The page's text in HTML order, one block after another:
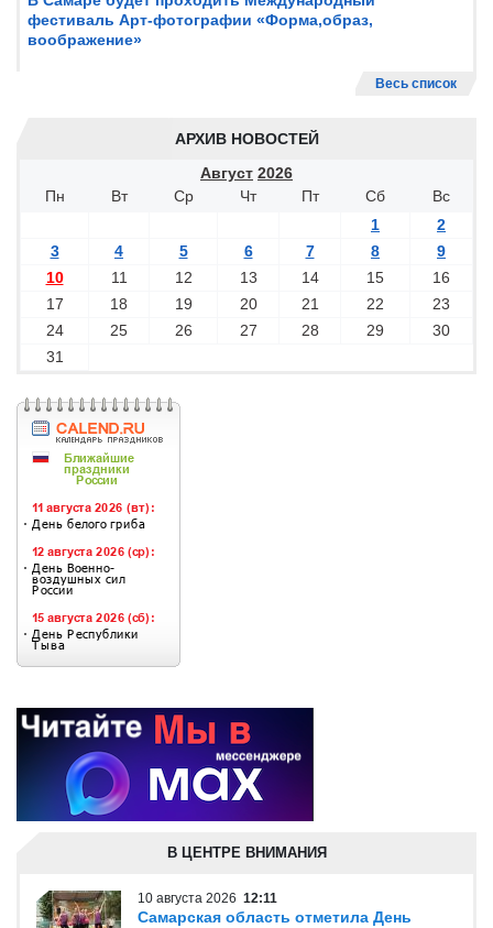
фестиваль Арт-фотографии «Форма,образ,
воображение»
Весь список
АРХИВ НОВОСТЕЙ
Август 2026
Пн
Вт Ср Чт Пт Сб
Вс
1
2
3
4 5 6 7 8
9
10
11 12 13 14 15
16
17
18 19 20 21 22
23
24
25 26 27 28 29
30
31
В ЦЕНТРЕ ВНИМАНИЯ
10 августа 2026 12:11
Самарская область отметила День